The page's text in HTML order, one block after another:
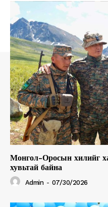
Монгол-Оросын хилийг
хувьтай байна
Admin - 07/30/2026